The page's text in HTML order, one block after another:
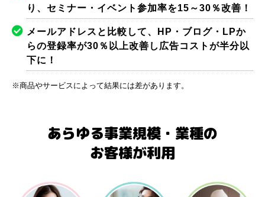
り、セミナー・イベント参加率を15～30％改善！
メールアドレスと比較して、HP・ブログ・LPか
らの登録率が30％以上改善し広告コストが半分以
下に！
※商品やサービスによって結果には差があります。
あらゆる事業規模・業種の
お客様が利用